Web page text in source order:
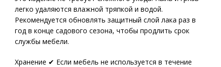
легко удаляются влажной тряпкой и водой.
Рекомендуется обновлять защитный слой лака раз в
год в конце садового сезона, чтобы продлить срок
службы мебели.
Хранение ✔ Если мебель не используется в течение